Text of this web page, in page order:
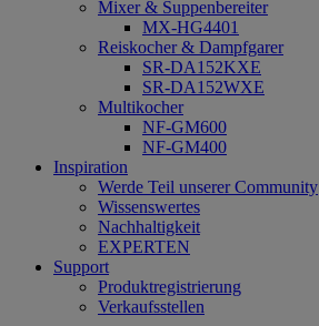
Mixer & Suppenbereiter
MX-HG4401
Reiskocher & Dampfgarer
SR-DA152KXE
SR-DA152WXE
Multikocher
NF-GM600
NF-GM400
Inspiration
Werde Teil unserer Community
Wissenswertes
Nachhaltigkeit
EXPERTEN
Support
Produktregistrierung
Verkaufsstellen